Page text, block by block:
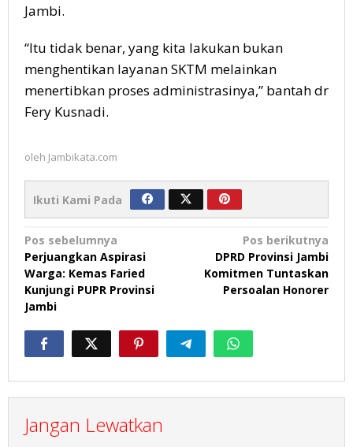
Jambi.
“Itu tidak benar, yang kita lakukan bukan
menghentikan layanan SKTM melainkan
menertibkan proses administrasinya,” bantah dr
Fery Kusnadi.
oleh Jambikata.com
Ikuti Kami Pada
Navigasi
pos
Pos sebelumnya
Perjuangkan Aspirasi
Warga: Kemas Faried
Kunjungi PUPR Provinsi
Jambi
Pos berikutnya
DPRD Provinsi Jambi
Komitmen Tuntaskan
Persoalan Honorer
Jangan Lewatkan